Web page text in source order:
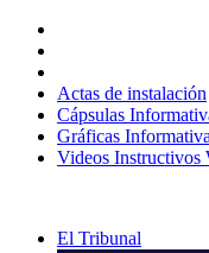
contenido
Actas de instalación
Cápsulas
Gráficas
Videos Instructivos
El Tribunal